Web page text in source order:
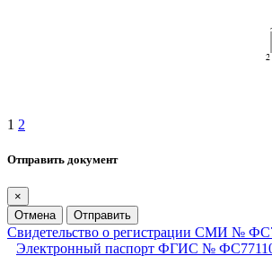
1 2
Отправить документ
×
Отмена
Отправить
Свидетельство о регистрации СМИ №
Электронный паспорт ФГИС №